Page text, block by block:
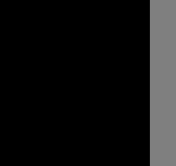
in
indem er
Neben